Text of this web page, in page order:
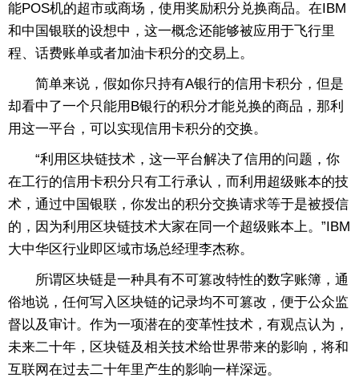
能POS机的超市或商场，使用奖励积分兑换商品。在IBM
和中国银联的设想中，这一概念还能够被应用于飞行里
程、话费账单或者加油卡积分的交易上。
简单来说，假如你只持有A银行的信用卡积分，但是
却看中了一个只能用B银行的积分才能兑换的商品，那利
用这一平台，可以实现信用卡积分的交换。
“利用区块链技术，这一平台解决了信用的问题，你
在工行的信用卡积分只有工行承认，而利用超级账本的技
术，通过中国银联，你发出的积分交换请求等于是被授信
的，因为利用区块链技术大家在同一个超级账本上。”IBM
大中华区行业即区域市场总经理李杰称。
所谓区块链是一种具有不可篡改特性的数字账簿，通
俗地说，任何写入区块链的记录均不可篡改，便于公众监
督以及审计。作为一项潜在的变革性技术，有观点认为，
未来二十年，区块链及相关技术给世界带来的影响，将和
互联网在过去二十年里产生的影响一样深远。